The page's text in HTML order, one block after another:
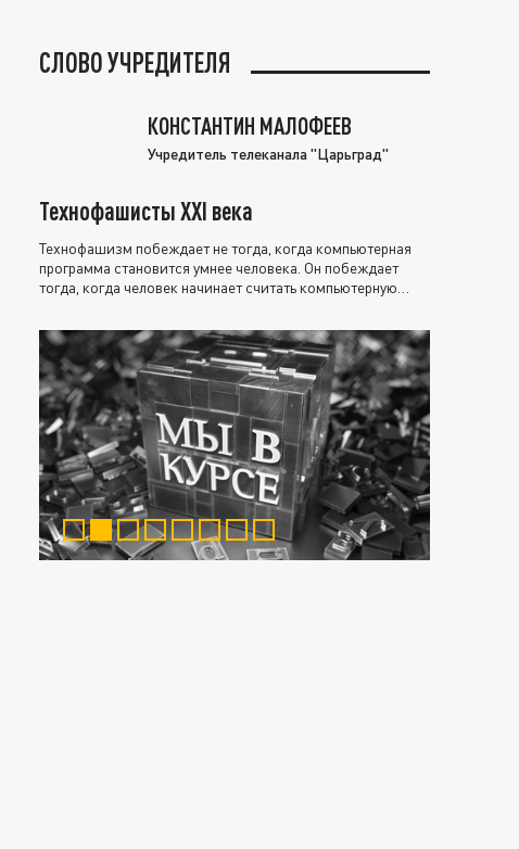
СЛОВО УЧРЕДИТЕЛЯ
КОНСТАНТИН МАЛОФЕЕВ
Учредитель телеканала "Царьград"
Технофашисты XXI века
Технофашизм побеждает не тогда, когда компьютерная
программа становится умнее человека. Он побеждает
тогда, когда человек начинает считать компьютерную